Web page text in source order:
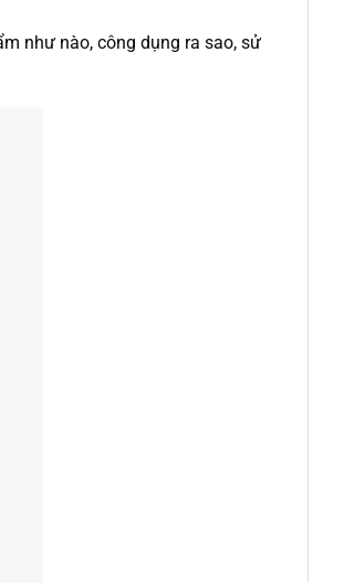
như nào, công dụng ra sao, sử